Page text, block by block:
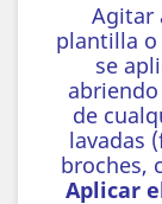
Agitar
plantilla o
se
de
lavadas
broches,
Aplicar